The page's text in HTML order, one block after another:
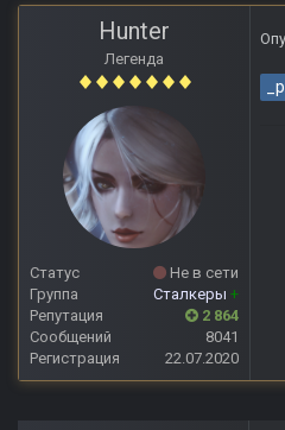
Hunter
Легенда
Статус
Не в сети
Группа
Сталкеры +
Репутация
2 864
Сообщений
8041
Регистрация
22.07.2020